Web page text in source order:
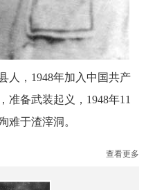
查看更多
，1948年加入中国共产
准备武装起义，1948年11
难于渣滓洞。